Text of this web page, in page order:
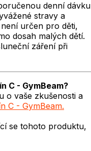
denní
stravy a
určen pro děti,
dosah malých dětí.
záření při
C - GymBeam?
o vaše zkušenosti a
C - GymBeam.
se tohoto produktu,